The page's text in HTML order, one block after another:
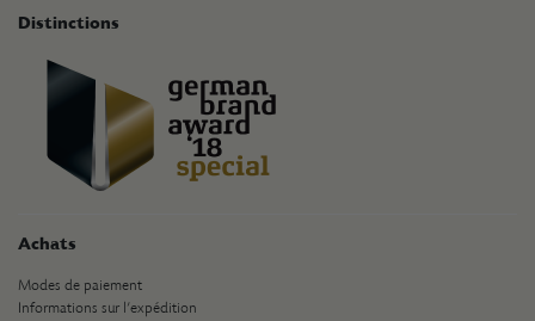
Distinctions
Achats
Modes de paiement
Informations sur l’expédition